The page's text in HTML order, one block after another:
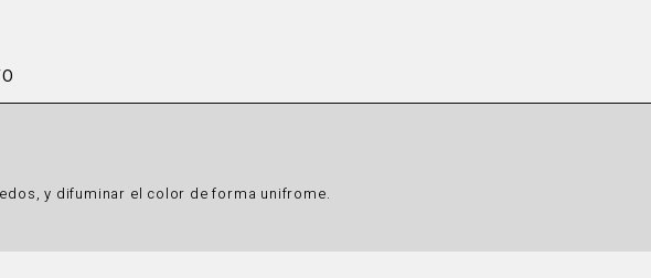
y difuminar el color de forma unifrome.